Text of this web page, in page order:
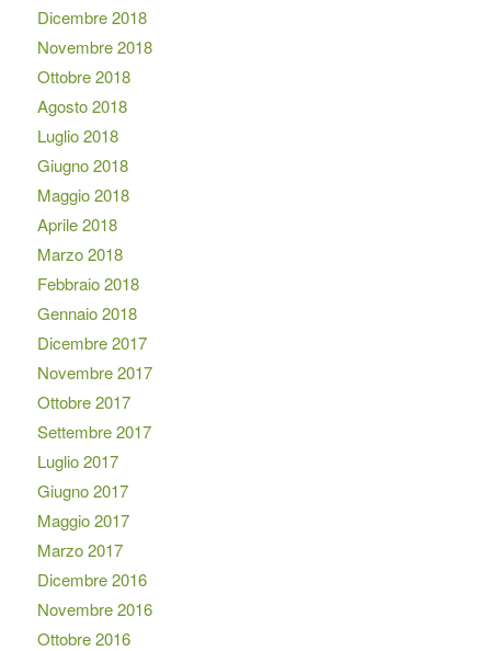
Dicembre 2018
Novembre 2018
Ottobre 2018
Agosto 2018
Luglio 2018
Giugno 2018
Maggio 2018
Aprile 2018
Marzo 2018
Febbraio 2018
Gennaio 2018
Dicembre 2017
Novembre 2017
Ottobre 2017
Settembre 2017
Luglio 2017
Giugno 2017
Maggio 2017
Marzo 2017
Dicembre 2016
Novembre 2016
Ottobre 2016